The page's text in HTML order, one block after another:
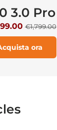
3.0 Pro
€1,799.00
ora